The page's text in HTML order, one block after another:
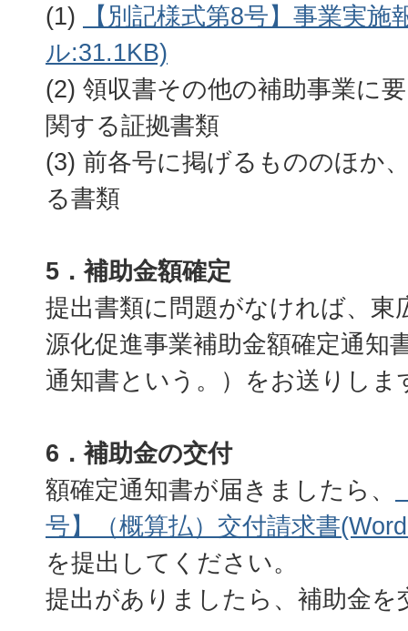
(1)
【別記様式第8号】事業実
ル:31.1KB)
(2) 領収書その他の補助事業に
関する証拠書類
(3) 前各号に掲げるもののほか
る書類
5．補助金額確定
提出書類に問題がなければ、東
源化促進事業補助金額確定通知
通知書という。）をお送りしま
6．補助金の交付
額確定通知書が届きましたら、
号】（概算払）交付請求書
を提出してください。
提出がありましたら、補助金を